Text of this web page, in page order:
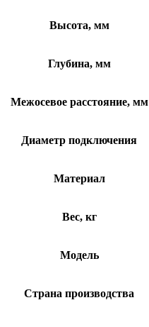
Высота, мм
Глубина, мм
Межосевое расстояние, мм
Диаметр подключения
Материал
Вес, кг
Модель
Страна производства